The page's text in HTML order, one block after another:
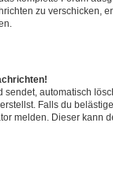
zu verschicken,
automatisch
Falls du
melden. Dieser kann